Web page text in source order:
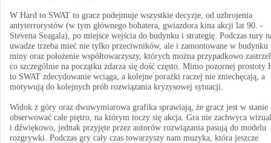
W Hard to SWAT to gracz podejmuje wszystkie decyzje, od uzbrojenia
antyterrorystów (w tym głównego bohatera, gwiazdora kina akcji lat 90. -
Stevena Seagala), po miejsce wejścia do budynku i strategię. Podczas tury
uwadze trzeba mieć nie tylko przeciwników, ale i zamontowane w budynku
miny oraz położenie współtowarzyszy, których można przypadkowo
co szczególnie na początku zdarza się dość często. Mimo pozornej prostoty
to SWAT zdecydowanie wciąga, a kolejne porażki raczej nie zniechęcają, a
motywują do kolejnych prób rozwiązania kryzysowej sytuacji.
Widok z góry oraz dwuwymiarowa grafika sprawiają, że gracz jest w stanie
obserwować całe piętro, na którym toczy się akcja. Gra nie zachwyca
i dźwiękowo, jednak przyjęte przez autorów rozwiązania pasują do modelu
rozgrywki. Podczas gry cały czas towarzyszy nam muzyka, która jeszcze